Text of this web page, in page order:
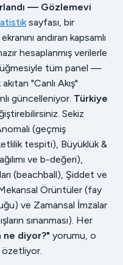
— Gözlemevi
sayfası, bir
andıran kapsamlı
hesaplanmış verilerle
tüm panel —
"Canlı Akış"
güncelleniyor. Türkiye
Sekiz
(geçmiş
tespiti), Büyüklük &
ve b-değeri),
(beachball), Şiddet ve
Örüntüler (fay
ve Zamansal İmzalar
sınanması). Her
ne diyor?" yorumu, o
özetliyor.